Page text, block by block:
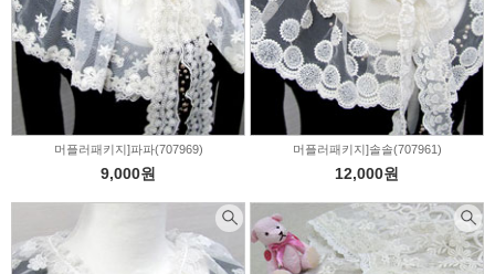
머플러패키지]파파(707969)
9,000원
머플러패키지]솔솔(707961)
12,000원